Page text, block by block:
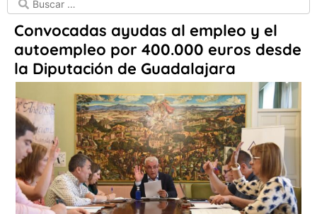
Convocadas ayudas al empleo y el
autoempleo por 400.000 euros desde
la Diputación de Guadalajara